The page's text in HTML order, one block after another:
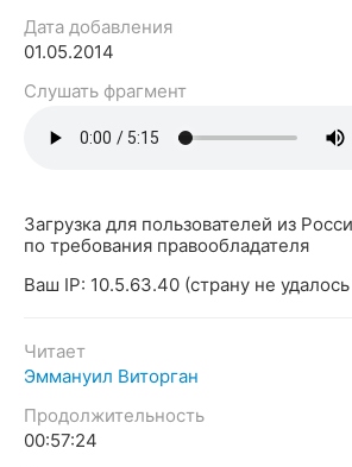
Дата добавления
01.05.2014
Слушать фрагмент
Загрузка для пользователей из
по требования правообладателя
Ваш IP: 10.5.63.40 (страну не
Читает
Эммануил Виторган
Продолжительность
00:57:24